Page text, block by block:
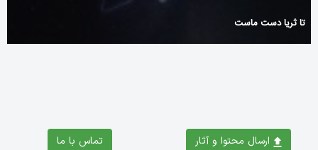
تا ثریا دست ماست
ارسال محتوا و آثار تماس با ما